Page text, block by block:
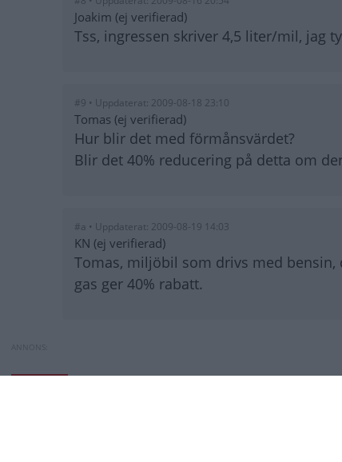
Joakim (ej verifierad)
Tss, ingressen skriver 4,5 liter/mil, jag
#9 • Uppdaterat: 2009-08-18 23:10
Tomas (ej verifierad)
Hur blir det med förmånsvärdet?
Blir det 40% reducering på detta om
#a • Uppdaterat: 2009-08-19 14:03
KN (ej verifierad)
Tomas, miljöbil som drivs med
gas ger 40% rabatt.